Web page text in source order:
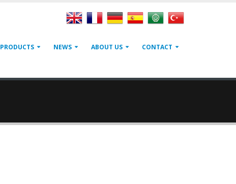
PRODUCTS NEWS ABOUT US CONTACT